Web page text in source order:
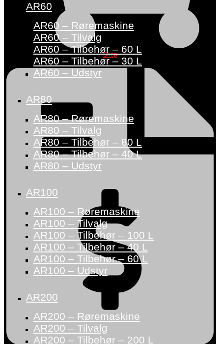
Shop
AR60
AR60 – Røremaskine
AR60 – Tilvalg
AR60 – Tilbehør – 60 L
AR60 – Tilbehør – 30 L
AR60 – Udstyr
AR80
AR80 – Røremaskine
AR80 – Tilvalg
AR80 – Tilbehør – 80 L
AR80 – Tilbehør – 40 L
AR80 – Udstyr
AR100
AR100 – Røremaskine
AR100 – Tilvalg
AR100 – Tilbehør – 100 L
AR100 – Tilbehør – 40 L
AR100 – Tilbehør – 60 L
AR100 – Udstyr
AR200
AR200 – Røremaskine
AR200 – Tilvalg
AR200 – Tilbehør – 200 L